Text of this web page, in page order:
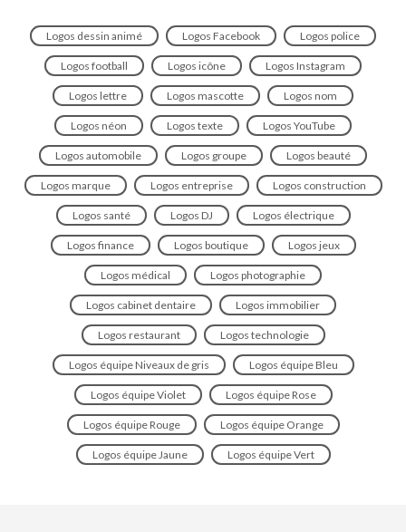
Logos dessin animé Logos Facebook Logos police
Logos football Logos icône Logos Instagram
Logos lettre Logos mascotte Logos nom
Logos néon Logos texte Logos YouTube
Logos automobile Logos groupe Logos beauté
Logos marque Logos entreprise Logos construction
Logos santé Logos DJ Logos électrique
Logos finance Logos boutique Logos jeux
Logos médical Logos photographie
Logos cabinet dentaire Logos immobilier
Logos restaurant Logos technologie
Logos équipe Niveaux de gris Logos équipe Bleu
Logos équipe Violet Logos équipe Rose
Logos équipe Rouge Logos équipe Orange
Logos équipe Jaune Logos équipe Vert